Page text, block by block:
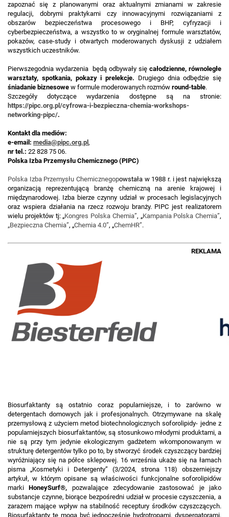
zapoznać się z planowanymi oraz aktualnymi zmianami w zakresie
regulacji, dobrymi praktykami czy innowacyjnymi rozwiązaniami z
obszarów bezpieczeństwa procesowego i BHP, cyfryzacji i
cyberbezpieczeństwa, a wszystko to w oryginalnej formule warsztatów,
pokazów, case-study i otwartych moderowanych dyskusji z udziałem
wszystkich uczestników.
Pierwszegodnia wydarzenia będą odbywały się całodzienne, równoległe
warsztaty, spotkania, pokazy i prelekcje. Drugiego dnia odbędzie się
śniadanie biznesowe w formule moderowanych rozmów round-table.
Szczegóły dotyczące wydarzenia dostępne są na stronie:
https://pipc.org.pl/cyfrowa-i-bezpieczna-chemia-workshops-
networking-pipc/.
Kontakt dla mediów:
e-email: media@pipc.org.pl ,
nr tel.: 22 828 75 06.
Polska Izba Przemysłu Chemicznego (PIPC)
Polska Izba Przemysłu Chemicznegopowstała w 1988 r. i jest największą
organizacją reprezentującą branżę chemiczną na arenie krajowej i
międzynarodowej. Izba bierze czynny udział w procesach legislacyjnych
oraz wspiera działania na rzecz rozwoju branży. PIPC jest realizatorem
wielu projektów tj: „Kongres Polska Chemia”, „Kampania Polska Chemia”,
„Bezpieczna Chemia”, „Chemia 4.0”, „ChemHR”.
REKLAMA
Biosurfaktanty są ostatnio coraz popularniejsze, i to zarówno w
detergentach domowych jak i profesjonalnych. Otrzymywane na skalę
przemysłową z użyciem metod biotechnologicznych soforolipidy- jedne z
popularniejszych biosurfaktantów, są stosunkowo młodymi produktami, a
nie są przy tym jedynie ekologicznym gadżetem wkomponowanym w
strukturę detergentów tylko po to, by stworzyć środek czyszczący bardziej
wyróżniający się na półce sklepowej. 16 września ukaże się na łamach
pisma „Kosmetyki i Detergenty” (3/2024, strona 118) obszerniejszy
artykuł, w którym opisane są właściwości funkcjonalne soforolipidów
markiHoneySurf®, pozwalające zdecydowanie zastosować je jako
substancje czynne, biorące bezpośredni udział w procesie czyszczenia, a
zarazem mające wpływ na stabilność receptury środków czyszczących.
Biosurfaktanty te mogą być jednocześnie hydrotropami, dyspergatorami,